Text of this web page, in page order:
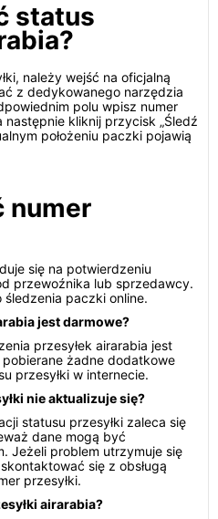
status
należy wejść na oficjalną
z dedykowanego narzędzia
polu wpisz numer
następnie kliknij przycisk „Śledź
położeniu paczki pojawią
numer
się na potwierdzeniu
przewoźnika lub sprzedawcy.
paczki online.
jest darmowe?
przesyłek airarabia jest
pobierane żadne dodatkowe
przesyłki w internecie.
nie aktualizuje się?
statusu przesyłki zaleca się
dane mogą być
Jeżeli problem utrzymuje się
się z obsługą
przesyłki.
airarabia?